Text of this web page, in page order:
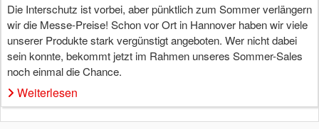
Die Interschutz ist vorbei, aber pünktlich zum Sommer verlängern
wir die Messe-Preise! Schon vor Ort in Hannover haben wir viele
unserer Produkte stark vergünstigt angeboten. Wer nicht dabei
sein konnte, bekommt jetzt im Rahmen unseres Sommer-Sales
noch einmal die Chance.
Weiterlesen